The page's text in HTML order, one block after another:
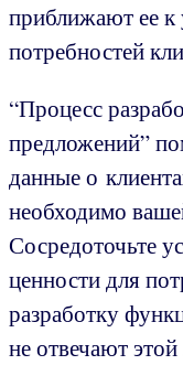
приближают ее
потребностей
“Процесс
предложений”
данные о
необходимо
Сосредоточьте
ценности для
разработку
не отвечают